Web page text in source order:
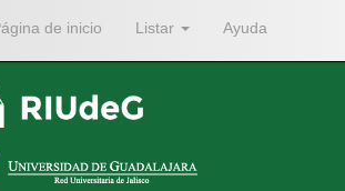
de inicio Listar Ayuda